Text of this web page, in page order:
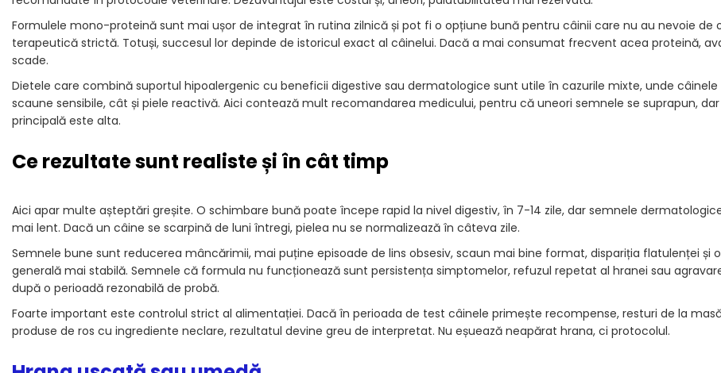
Formulele mono-proteină sunt mai ușor de integrat în rutina zilnică și pot fi o opțiune bună pentru câinii care nu au nevoie de
terapeutică strictă. Totuși, succesul lor depinde de istoricul exact al câinelui. Dacă a mai consumat frecvent acea proteină,
scade.
Dietele care combină suportul hipoalergenic cu beneficii digestive sau dermatologice sunt utile în cazurile mixte, unde
scaune sensibile, cât și piele reactivă. Aici contează mult recomandarea medicului, pentru că uneori semnele se suprapun,
principală este alta.
Ce rezultate sunt realiste și în cât timp
Aici apar multe așteptări greșite. O schimbare bună poate începe rapid la nivel digestiv, în 7-14 zile, dar semnele
mai lent. Dacă un câine se scarpină de luni întregi, pielea nu se normalizează în câteva zile.
Semnele bune sunt reducerea mâncărimii, mai puține episoade de lins obsesiv, scaun mai bine format, dispariția flatulenței și
generală mai stabilă. Semnele că formula nu funcționează sunt persistența simptomelor, refuzul repetat al hranei sau
după o perioadă rezonabilă de probă.
Foarte important este controlul strict al alimentației. Dacă în perioada de test câinele primește recompense, resturi de la
produse de ros cu ingrediente neclare, rezultatul devine greu de interpretat. Nu eșuează neapărat hrana, ci protocolul.